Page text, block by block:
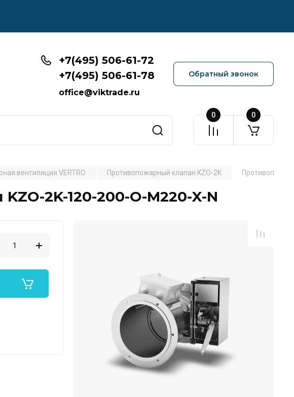
+7(495) 506-61-72
+7(495) 506-61-78
office@viktrade.ru
Обратный звонок
0 0
вентиляция VERTRO Противопожарный клапан KZO-2K
2K-120-200-O-M220-X-N